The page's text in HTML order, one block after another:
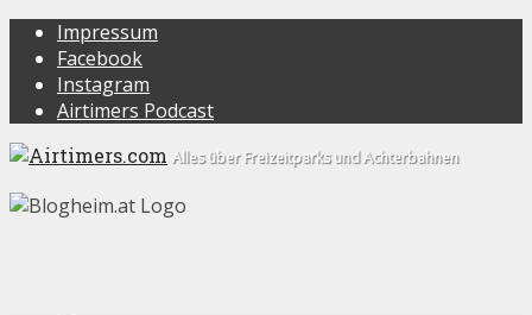
Impressum
Facebook
Instagram
Airtimers Podcast
Alles über Freizeitparks und Achterbahnen